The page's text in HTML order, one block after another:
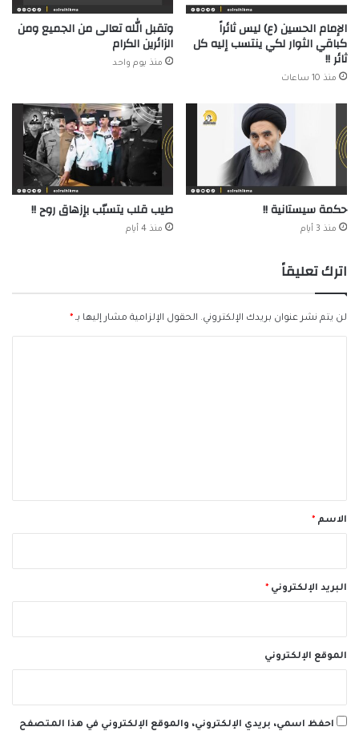
الإمام الحسين (ع) ليس ثائراً
كباقي الثوار لكي ينتسب إليه كل
ثائر !!
منذ 10 ساعات
وتقبل الله تعالى من الجميع ومن
الزائرين الكرام
منذ يوم واحد
حكمة سيستانية !!
منذ 3 أيام
طيب قلب يتسبّب بإزهاق روح !!
منذ 4 أيام
اترك تعليقاً
لن يتم نشر عنوان بريدك الإلكتروني. الحقول الإلزامية مشار إليها بـ *
*الاسم *
البريد الإلكتروني *
الموقع الإلكتروني
احفظ اسمي، بريدي الإلكتروني، والموقع الإلكتروني في هذا المتصفح